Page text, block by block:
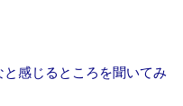
感じるところを聞いてみ